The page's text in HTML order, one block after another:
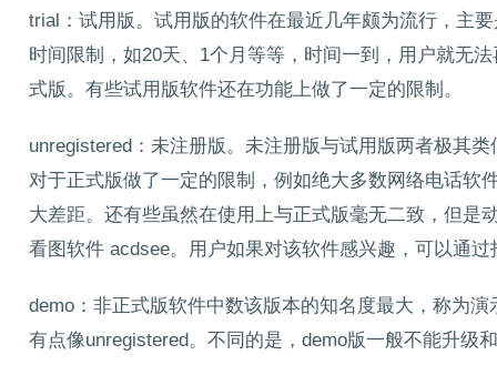
trial：试用版。试用版的软件在最近几年颇为流行，主
时间限制，如20天、1个月等等，时间一到，用户就无
式版。有些试用版软件还在功能上做了一定的限制。
unregistered：未注册版。未注册版与试用版两者极其
对于正式版做了一定的限制，例如绝大多数网络电话软
大差距。还有些虽然在使用上与正式版毫无二致，但是
看图软件 acdsee。用户如果对该软件感兴趣，可以通
demo：非正式版软件中数该版本的知名度最大，称为
有点像unregistered。不同的是，demo版一般不能升级